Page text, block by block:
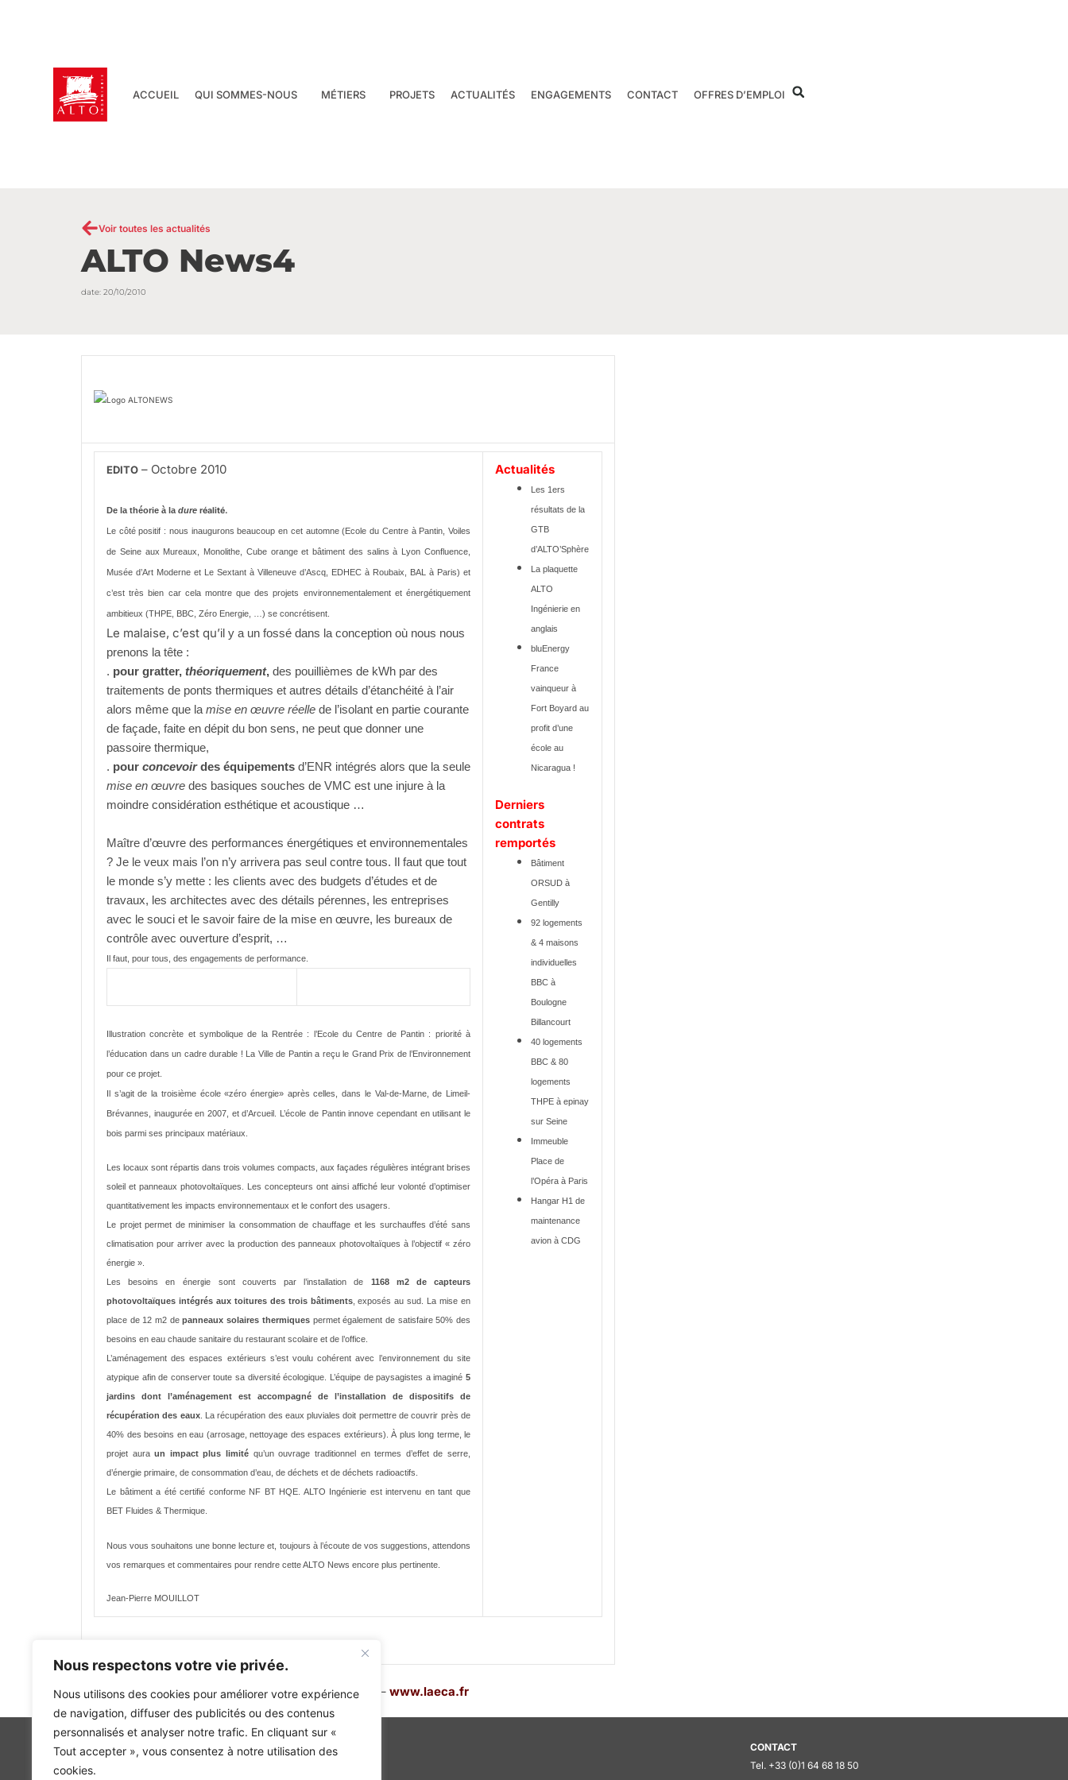
Nous respectons votre vie privée.
Nous utilisons des cookies pour améliorer votre expérience
de navigation, diffuser des publicités ou des contenus
personnalisés et analyser notre trafic. En cliquant sur «
Tout accepter », vous consentez à notre utilisation des
cookies.
ACCUEIL QUI SOMMES-NOUS MÉTIERS PROJETS ACTUALITÉS ENGAGEMENTS CONTACT OFFRES D’EMPLOI
Voir toutes les actualités
ALTO News4
date: 20/10/2010
EDITO – Octobre 2010
De la théorie à la dure réalité.
Le côté positif : nous inaugurons beaucoup en cet automne (Ecole du Centre à Pantin, Voiles
de Seine aux Mureaux, Monolithe, Cube orange et bâtiment des salins à Lyon Confluence,
Musée d’Art Moderne et Le Sextant à Villeneuve d’Ascq, EDHEC à Roubaix, BAL à Paris) et
c’est très bien car cela montre que des projets environnementalement et énergétiquement
ambitieux (THPE, BBC, Zéro Energie, …) se concrétisent.
Le malaise, c’est qu’il y a un fossé dans la conception où nous nous
prenons la tête :
. pour gratter, théoriquement, des pouillièmes de kWh par des
traitements de ponts thermiques et autres détails d’étanchéité à l’air
alors même que la mise en œuvre réelle de l’isolant en partie courante
de façade, faite en dépit du bon sens, ne peut que donner une
passoire thermique,
. pour concevoirdes équipements d’ENR intégrés alors que la seule
mise en œuvre des basiques souches de VMC est une injure à la
moindre considération esthétique et acoustique …
Maître d’œuvre des performances énergétiques et environnementales
? Je le veux mais l’on n’y arrivera pas seul contre tous. Il faut que tout
le monde s’y mette : les clients avec des budgets d’études et de
travaux, les architectes avec des détails pérennes, les entreprises
avec le souci et le savoir faire de la mise en œuvre, les bureaux de
contrôle avec ouverture d’esprit, …
Il faut, pour tous, des engagements de performance.
Illustration concrète et symbolique de la Rentrée : l’Ecole du Centre de Pantin : priorité à
l’éducation dans un cadre durable ! La Ville de Pantin a reçu le Grand Prix de l’Environnement
pour ce projet.
Il s’agit de la troisième école «zéro énergie» après celles, dans le Val-de-Marne, de Limeil-
Brévannes, inaugurée en 2007, et d’Arcueil. L’école de Pantin innove cependant en utilisant le
bois parmi ses principaux matériaux.
Les locaux sont répartis dans trois volumes compacts, aux façades régulières intégrant brises
soleil et panneaux photovoltaïques. Les concepteurs ont ainsi affiché leur volonté d’optimiser
quantitativement les impacts environnementaux et le confort des usagers.
Le projet permet de minimiser la consommation de chauffage et les surchauffes d’été sans
climatisation pour arriver avec la production des panneaux photovoltaïques à l’objectif « zéro
énergie ».
Les besoins en énergie sont couverts par l’installation de 1168 m2 de capteurs
photovoltaïques intégrés aux toitures des trois bâtiments, exposés au sud. La mise en
place de 12 m2 depanneaux solaires thermiquespermet également de satisfaire 50% des
besoins en eau chaude sanitaire du restaurant scolaire et de l’office.
L’aménagement des espaces extérieurs s’est voulu cohérent avec l’environnement du site
atypique afin de conserver toute sa diversité écologique. L’équipe de paysagistes a imaginé 5
jardins dont l’aménagement est accompagné de l’installation de dispositifs de
récupération des eaux. La récupération des eaux pluviales doit permettre de couvrir près de
40% des besoins en eau (arrosage, nettoyage des espaces extérieurs). À plus long terme, le
projet auraun impact plus limité qu’un ouvrage traditionnel en termes d’effet de serre,
d’énergie primaire, de consommation d’eau, de déchets et de déchets radioactifs.
Le bâtiment a été certifié conforme NF BT HQE. ALTO Ingénierie est intervenu en tant que
BET Fluides & Thermique.
Nous vous souhaitons une bonne lecture et, toujours à l’écoute de vos suggestions, attendons
vos remarques et commentaires pour rendre cette ALTO News encore plus pertinente.
Jean-Pierre MOUILLOT
Actualités
Les 1ers
résultats de la
GTB
d’ALTO’Sphère
La plaquette
ALTO
Ingénierie en
anglais
bluEnergy
France
vainqueur à
Fort Boyard au
profit d’une
école au
Nicaragua !
Derniers
contrats
remportés
Bâtiment
ORSUD à
Gentilly
92 logements
& 4 maisons
individuelles
BBC à
Boulogne
Billancourt
40 logements
BBC & 80
logements
THPE à epinay
sur Seine
Immeuble
Place de
l’Opéra à Paris
Hangar H1 de
maintenance
avion à CDG
www.alto-ingenierie.fr(c) Copyright Agence LAECA – www.laeca.fr
CONTACT
Tel. +33 (0)1 64 68 18 50